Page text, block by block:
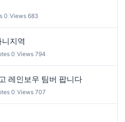
0 Views 683
지역
0 Views 794
레인보우 팀버 팝니다
0 Views 707